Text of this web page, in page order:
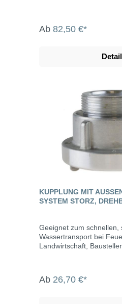
Perrot-Kupplungen
Straßenbau, der
Ab 82,50 €*
KUPPLUNG MIT
YSTEM STORZ,
Geeignet zum schnellen,
Wassertransport bei
Landwirtschaft,
Ab 26,70 €*